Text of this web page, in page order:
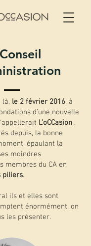
là, le 2 février 2016, à
d’une nouvelle
L’oCCasion .
depuis, la bonne
épaulant la
moindres
membres du CA en
piliers.
ils et elles sont
énormément, on
les présenter.